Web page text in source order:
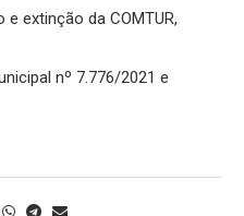
extinção da COMTUR,
nº 7.776/2021 e